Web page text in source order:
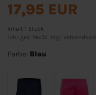
17,95 EUR
Inhalt 1 Stück
inkl. ges. MwSt. zzgl.
Farbe: Blau